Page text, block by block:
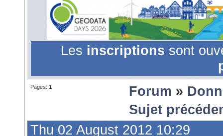
Les inscriptions sont
Pages: 1 Forum »
Sujet
Thu 02 August 2012 10:29